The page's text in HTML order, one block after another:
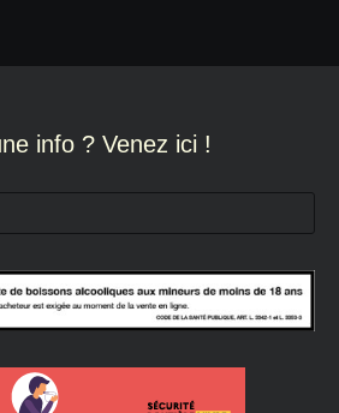
info ? Venez ici !